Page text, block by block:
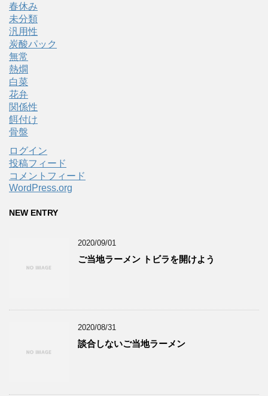
春休み
未分類
汎用性
炭酸パック
無常
熱燗
白菜
花弁
関係性
餌付け
骨盤
ログイン
投稿フィード
コメントフィード
WordPress.org
NEW ENTRY
2020/09/01
ご当地ラーメン トビラを開けよう
2020/08/31
談合しないご当地ラーメン